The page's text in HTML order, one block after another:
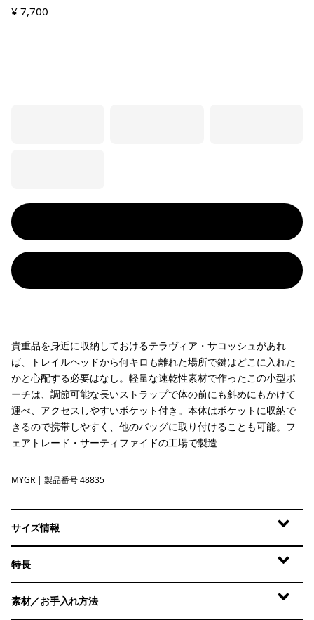
¥ 7,700
貴重品を身近に収納しておけるテラヴィア・サコッシュがあれ
ば、トレイルヘッドから何キロも離れた場所で鍵はどこに入れた
かと心配する必要はなし。軽量な速乾性素材で作ったこの小型ポ
ーチは、調節可能な長いストラップで体の前にも斜めにもかけて
運べ、アクセスしやすいポケット付き。本体はポケットに収納で
きるので携帯しやすく、他のバッグに取り付けることも可能。フ
ェアトレード・サーティファイドの工場で製造
May Grey
MYGR | 製品番号 48835
サイズ情報
特長
素材／お手入れ方法